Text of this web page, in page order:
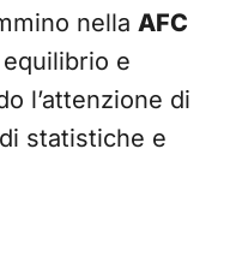
nella AFC
e
l’attenzione di
statistiche e